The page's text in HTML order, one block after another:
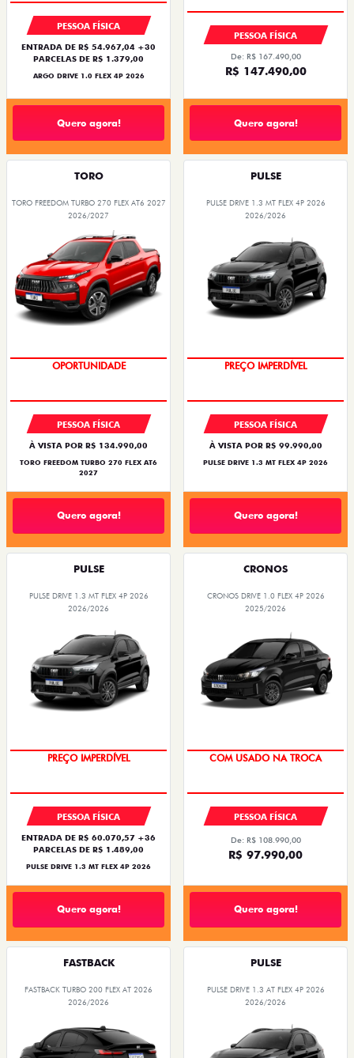
PESSOA FÍSICA
ENTRADA DE R$ 54.967,04 +30
PARCELAS DE R$ 1.379,00
ARGO DRIVE 1.0 FLEX 4P 2026
Quero agora!
PESSOA FÍSICA
De: R$ 167.490,00
R$ 147.490,00
Quero agora!
TORO
TORO FREEDOM TURBO 270 FLEX AT6 2027
2026/2027
SUPERVALORIZAÇÃO DO USADO
PESSOA FÍSICA
À VISTA POR R$ 134.990,00
TORO FREEDOM TURBO 270 FLEX AT6
2027
Quero agora!
PULSE
PULSE DRIVE 1.3 MT FLEX 4P 2026
2026/2026
OPORTUNIDADE
PESSOA FÍSICA
À VISTA POR R$ 99.990,00
PULSE DRIVE 1.3 MT FLEX 4P 2026
Quero agora!
PULSE
PULSE DRIVE 1.3 MT FLEX 4P 2026
2026/2026
OPORTUNIDADE
PESSOA FÍSICA
ENTRADA DE R$ 60.070,57 +36
PARCELAS DE R$ 1.489,00
PULSE DRIVE 1.3 MT FLEX 4P 2026
Quero agora!
CRONOS
CRONOS DRIVE 1.0 FLEX 4P 2026
2025/2026
SUPER DESCONTO
PESSOA FÍSICA
De: R$ 108.990,00
R$ 97.990,00
Quero agora!
FASTBACK
FASTBACK TURBO 200 FLEX AT 2026
2026/2026
PULSE
PULSE DRIVE 1.3 AT FLEX 4P 2026
2026/2026